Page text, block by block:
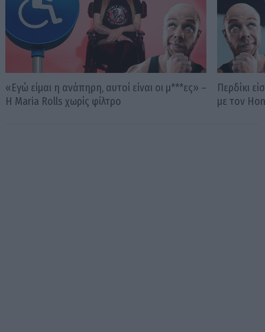
«Εγώ είμαι η ανάπηρη, αυτοί είναι οι μ***ες» –
Η Maria Rolls χωρίς φίλτρο
Περδίκι
με τον